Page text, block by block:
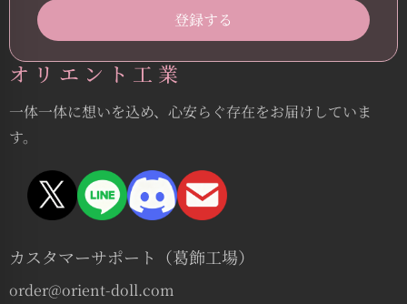
オリエント工業
一体一体に想いを込め、心安らぐ存在をお届けしていま
す。
カスタマーサポート（葛飾工場）
order@orient-doll.com